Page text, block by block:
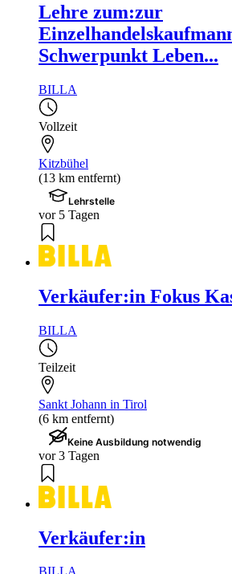
Lehre zum:zur
Schwerpunkt Leben...
BILLA
Vollzeit
Kitzbühel
(13 km entfernt)
Lehrstelle
vor 5 Tagen
Verkäufer:in Fokus
BILLA
Teilzeit
Sankt Johann in Tirol
(6 km entfernt)
Keine Ausbildung notwendig
vor 3 Tagen
Verkäufer:in